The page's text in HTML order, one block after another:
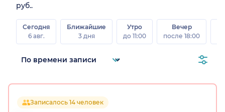
руб..
Сегодня
6 авг.
Ближайшие
3 дня
Утро
до 11:00
Вечер
после 18:00
Записалось 14 человек